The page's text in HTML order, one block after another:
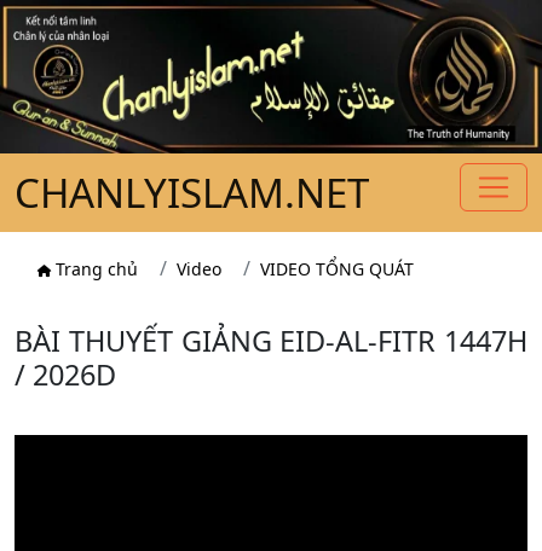
CHANLYISLAM.NET
Trang chủ Video VIDEO TỔNG QUÁT
BÀI THUYẾT GIẢNG EID-AL-FITR 1447H
/ 2026D